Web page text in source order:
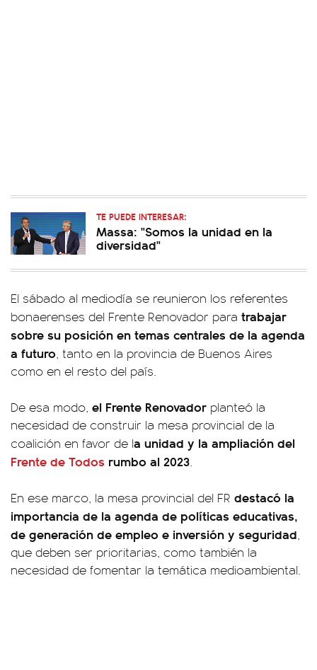
TE PUEDE INTERESAR:
Massa: "Somos la unidad en la
diversidad"
El sábado al mediodía se reunieron los referentes
bonaerenses del Frente Renovador para trabajar
sobre su posición en temas centrales de la agenda
a futuro , tanto en la provincia de Buenos Aires
como en el resto del país.
De esa modo, el Frente Renovador planteó la
necesidad de construir la mesa provincial de la
coalición en favor de la unidad y la ampliación del
Frente de Todos rumbo al 2023
En ese marco, la mesa provincial del FR destacó la
importancia de la agenda de políticas educativas,
de generación de empleo e inversión y seguridad
que deben ser prioritarias, como también la
necesidad de fomentar la temática medioambiental.